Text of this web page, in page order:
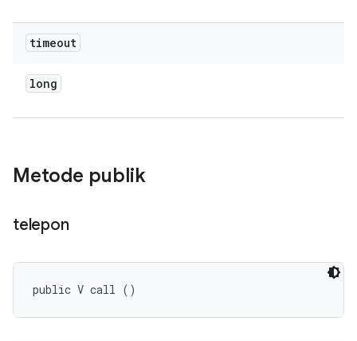
timeout
long
Metode publik
telepon
public V call ()